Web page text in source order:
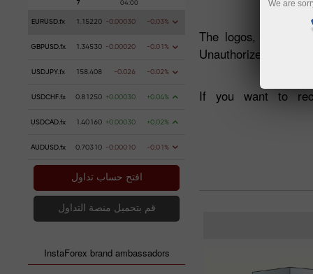
The logos, web
Unauthorized use of
If you want to
EURUSD.fx 1.15220 -0.00030 -0.03%
GBPUSD.fx 1.34530 -0.00020 -0.01%
USDJPY.fx 158.408 -0.026 -0.02%
USDCHF.fx 0.81250 +0.00030 +0.04%
USDCAD.fx 1.40160 +0.00030 +0.02%
AUDUSD.fx 0.70310 -0.00010 -0.01%
افتح حساب تداول
قم بتحميل منصة التداول
InstaForex brand ambassadors
We are